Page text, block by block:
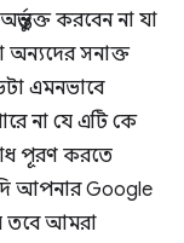
করবেন না যা
অন্যদের সনাক্ত
এমনভাবে
না যে এটি কে
পূরণ করতে
যদি আপনার Google
তবে আমরা